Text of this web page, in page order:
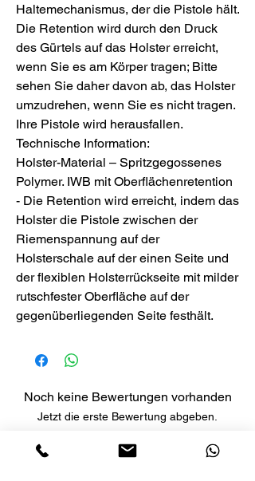
Haltemechanismus, der die Pistole hält.
Die Retention wird durch den Druck
des Gürtels auf das Holster erreicht,
wenn Sie es am Körper tragen; Bitte
sehen Sie daher davon ab, das Holster
umzudrehen, wenn Sie es nicht tragen.
Ihre Pistole wird herausfallen.
Technische Information:
Holster-Material – Spritzgegossenes
Polymer. IWB mit Oberflächenretention
- Die Retention wird erreicht, indem das
Holster die Pistole zwischen der
Riemenspannung auf der
Holsterschale auf der einen Seite und
der flexiblen Holsterrückseite mit milder
rutschfester Oberfläche auf der
gegenüberliegenden Seite festhält.
Noch keine Bewertungen vorhanden
Jetzt die erste Bewertung abgeben.